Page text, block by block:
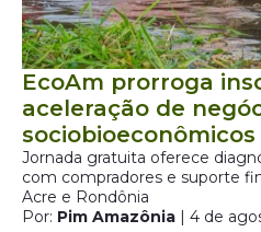
EcoAm prorroga
aceleração de
Jornada gratuita oferece
com compradores e suporte
Acre e Rondônia
Por: Pim Amazônia | 4 de